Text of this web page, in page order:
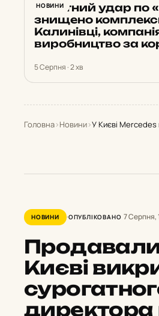
НОВИНИ
Ракетний удар по
знищено
Калинівці,
виробництво за
5 Серпня · 2 хв
Головна›Новини›У Києві Mercedes
НОВИНИ ОПУБЛІКОВАНО 7 Серпня,
Києві